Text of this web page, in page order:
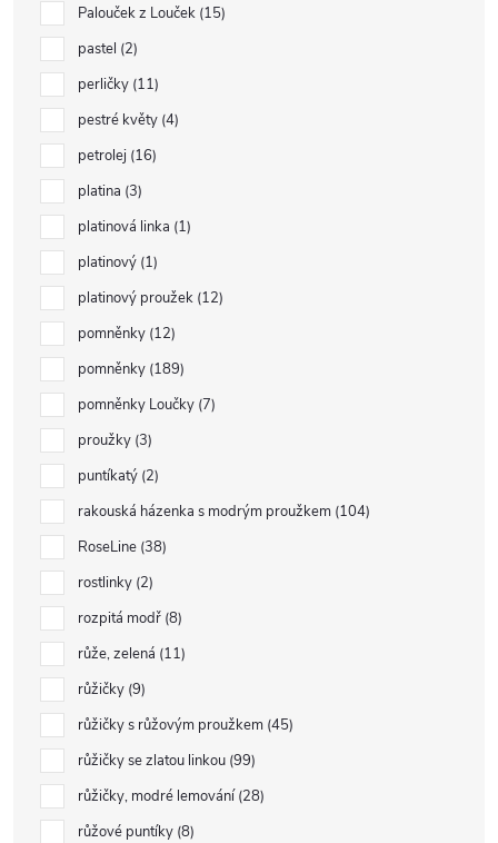
Palouček z Louček 15
pastel 2
perličky 11
pestré květy 4
petrolej 16
platina 3
platinová linka 1
platinový 1
platinový proužek 12
pomněnky 12
pomněnky 189
pomněnky Loučky 7
proužky 3
puntíkatý 2
rakouská házenka s modrým proužkem 104
RoseLine 38
rostlinky 2
rozpitá modř 8
růže, zelená 11
růžičky 9
růžičky s růžovým proužkem 45
růžičky se zlatou linkou 99
růžičky, modré lemování 28
růžové puntíky 8